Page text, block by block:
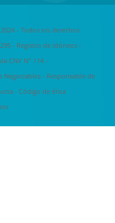
- Todos los derechos
- Registro de idóneos -
CNV N° 114 -
Negociables - Responsable de
- Código de ética